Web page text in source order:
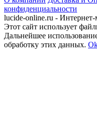
конфиденциальности
lucide-online.ru -
Этот сайт использует
Дальнейшее
обработку этих данных.